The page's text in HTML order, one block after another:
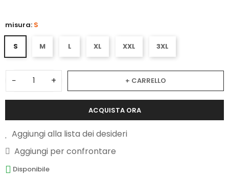
misura: S
S M L XL XXL 3XL
− + + CARRELLO
ACQUISTA ORA
Aggiungi alla lista dei desideri
Aggiungi per confrontare
Disponibile